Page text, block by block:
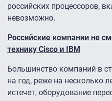
российских процессоров,
невозможно.
Российские компании не
технику Cisco и IBM
Большинство компаний в
на год, реже на несколько
истечет, оборудование